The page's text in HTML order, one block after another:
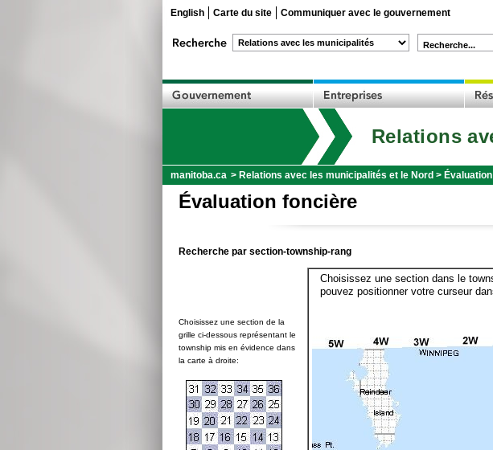
English Carte du site Communiquer avec le gouvernement
Recherche...
Relations
manitoba.ca > Relations avec les municipalités et le Nord >
Évaluation foncière
Recherche par section-township-rang
Choisissez une section de la
grille ci-dessous représentant le
township mis en évidence dans
la carte à droite:
Choisissez une section dans le
pouvez positionner votre curseur